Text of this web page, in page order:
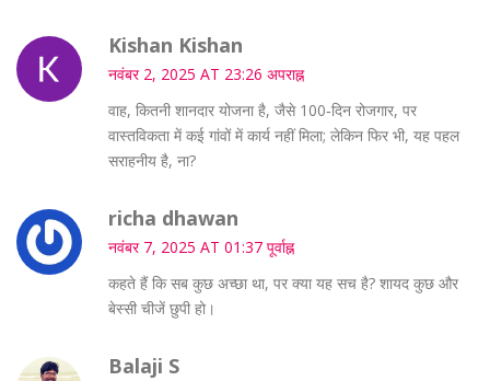
Kishan Kishan
नवंबर 2, 2025 AT 23:26 अपराह्न
वाह, कितनी शानदार योजना है, जैसे 100‑दिन रोजगार, पर
वास्तविकता में कई गांवों में कार्य नहीं मिला; लेकिन फिर भी, यह पहल
सराहनीय है, ना?
richa dhawan
नवंबर 7, 2025 AT 01:37 पूर्वाह्न
कहते हैं कि सब कुछ अच्छा था, पर क्या यह सच है? शायद कुछ और
बेस्सी चीजें छुपी हो।
Balaji S